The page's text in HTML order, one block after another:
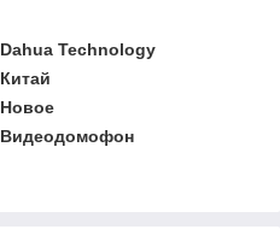
Dahua Technology
Китай
Новое
Видеодомофон